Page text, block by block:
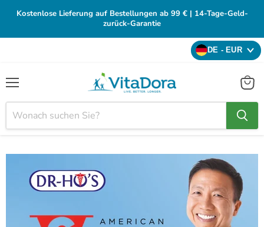
Kostenlose Lieferung auf Bestellungen ab 99 € | 14-Tage-Geld-
zurück-Garantie
DE - EUR